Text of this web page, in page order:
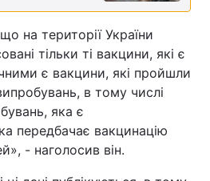
на території України
тільки ті вакцини, які є
є вакцини, які пройшли
в тому числі
яка є
передбачає вакцинацію
- наголосив він.